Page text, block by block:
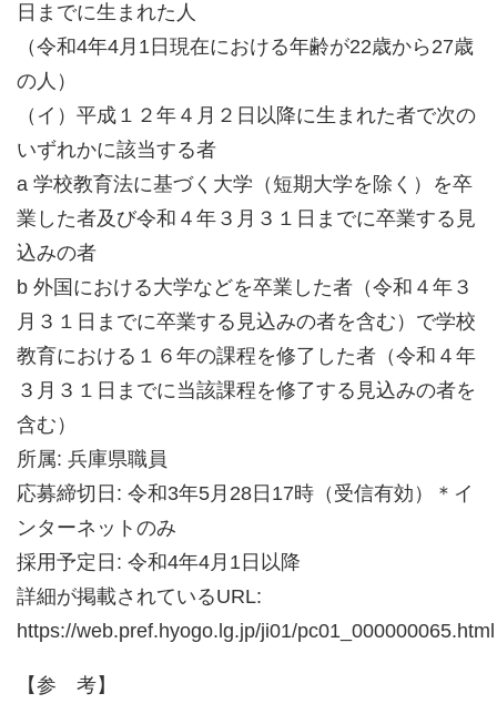
日までに生まれた人
（令和4年4月1日現在における年齢が22歳から27歳
の人）
（イ）平成１２年４月２日以降に生まれた者で次の
いずれかに該当する者
a 学校教育法に基づく大学（短期大学を除く）を卒
業した者及び令和４年３月３１日までに卒業する見
込みの者
b 外国における大学などを卒業した者（令和４年３
月３１日までに卒業する見込みの者を含む）で学校
教育における１６年の課程を修了した者（令和４年
３月３１日までに当該課程を修了する見込みの者を
含む）
所属: 兵庫県職員
応募締切日: 令和3年5月28日17時（受信有効）＊イ
ンターネットのみ
採用予定日: 令和4年4月1日以降
詳細が掲載されているURL:
https://web.pref.hyogo.lg.jp/ji01/pc01_000000065.html
【参 考】